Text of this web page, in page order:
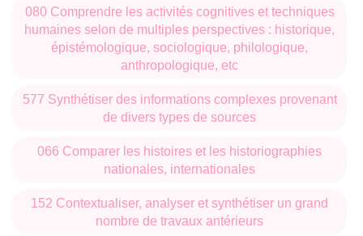
Modèles urbains, modèles d’urbanité
Echelles, réseaux, environnement
Circulations et échanges en Europe centrale et
orientale
colloques, journées d’études et séminaires qu’il organise.
Le CEMMC a bénéficié d’une excellente évaluation du
Haut Conseil de l’évaluation de la recherche et de
l’enseignement supérieur (HCERES), le rapport officiel
080 Comprendre les activités cognitives et techniques
humaines selon de multiples perspectives : historique,
épistémologique, sociologique, philologique,
anthropologique, etc
577 Synthétiser des informations complexes provenant
de divers types de sources
066 Comparer les histoires et les historiographies
nationales, internationales
152 Contextualiser, analyser et synthétiser un grand
nombre de travaux antérieurs